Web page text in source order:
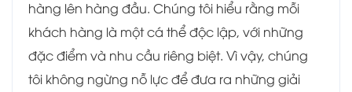
hàng lên hàng đầu. Chúng tôi hiểu rằng mỗi
khách hàng là một cá thể độc lập, với những
đặc điểm và nhu cầu riêng biệt. Vì vậy, chúng
tôi không ngừng nỗ lực để đưa ra những giải